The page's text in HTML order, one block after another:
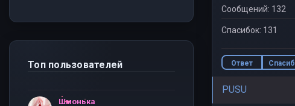
Сообщений: 132
Спасибок: 131
Ответ
Спасиб
PUSU
Топ пользователей
Шмонька